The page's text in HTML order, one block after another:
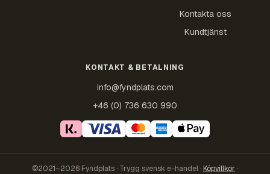
Kontakta oss
Kundtjänst
KONTAKT & BETALNING
info@fyndplats.com
+46 (0) 736 630 990
©2021–2026 Fyndplats · Trygg svensk e-handel · Köpvillkor ·